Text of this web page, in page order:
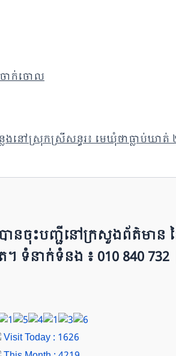
ចាក់ចោល
ៅស្រុកស្រីសន្ធរ៖ មេឃុំថាធ្លាប់ឃាត់ ២
ចុះបញ្ជីនៅក្រសួងព័ត៌មាន ន
ទំនាក់ទំនង ៖ 010 840 732
Visit Today : 1626